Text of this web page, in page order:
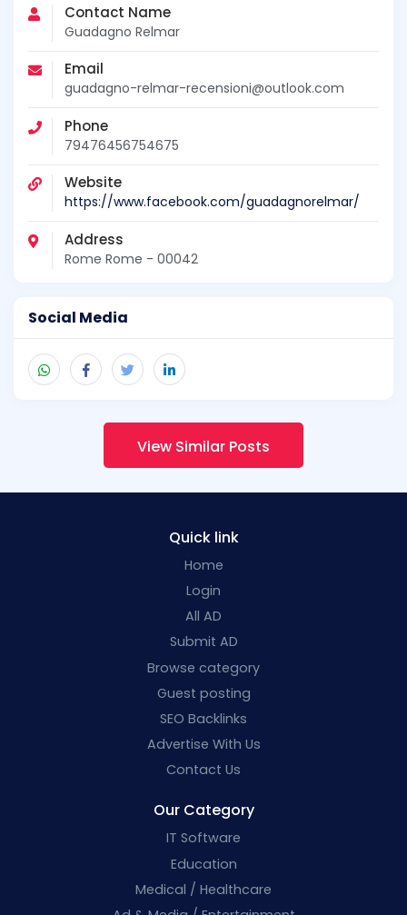
Contact Name
Guadagno Relmar
Email
guadagno-relmar-recensioni@outlook.com
Phone
79476456754675
Website
https://www.facebook.com/guadagnorelmar/
Address
Rome Rome - 00042
Social Media
View Similar Posts
Quick link
Home
Login
All AD
Submit AD
Browse category
Guest posting
SEO Backlinks
Advertise With Us
Contact Us
Our Category
IT Software
Education
Medical / Healthcare